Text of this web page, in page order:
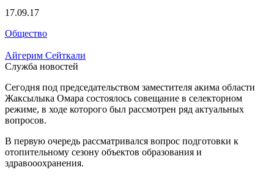
17.09.17
Общество
Айгерим Сейткали
Служба новостей
Сегодня под председательством заместителя акима области
Жаксылыка Омара состоялось совещание в селекторном
режиме, в ходе которого был рассмотрен ряд актуальных
вопросов.
В первую очередь рассматривался вопрос подготовки к
отопительному сезону объектов образования и
здравооохранения.